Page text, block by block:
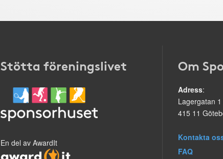
Stötta föreningslivet
En del av AwardIt
Om
Adress:
Lagergatan
415 11
Kontakta
FAQ